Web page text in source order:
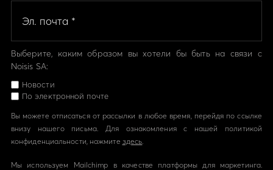
Выберите, каким образом вы хотели бы быть на связи с
Noisis SA:
Новости
По электронной почте
Вы можете отписаться от рассылки в любое время, перейдя по ссылке
внизу нашего письма. Для ознакомления с нашей политикой
конфиденциальности, нажмите здесь
Мы используем Mailchimp в качестве платформы для маркетинга.